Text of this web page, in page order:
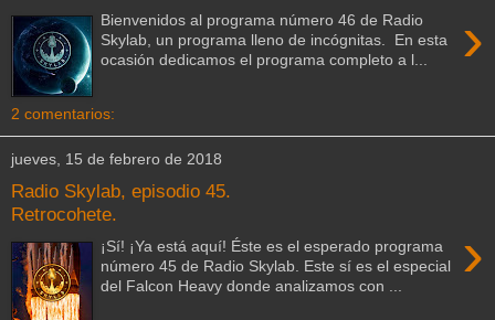
›
Bienvenidos al programa número 46 de Radio
Skylab, un programa lleno de incógnitas. En esta
ocasión dedicamos el programa completo a l...
2 comentarios:
jueves, 15 de febrero de 2018
Radio Skylab, episodio 45.
Retrocohete.
›
¡Sí! ¡Ya está aquí! Éste es el esperado programa
número 45 de Radio Skylab. Este sí es el especial
del Falcon Heavy donde analizamos con ...